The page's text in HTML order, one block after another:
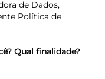
de Dados,
Política de
Qual finalidade?